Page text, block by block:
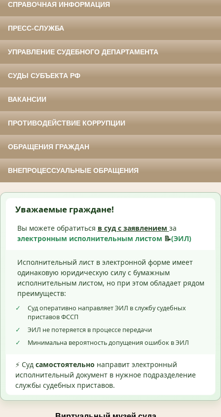
СПРАВОЧНАЯ ИНФОРМАЦИЯ
ПРЕСС-СЛУЖБА
УПРАВЛЕНИЕ СУДЕБНОГО ДЕПАРТАМЕНТА
СУДЫ СУБЪЕКТА РФ
ВАКАНСИИ
ПРОТИВОДЕЙСТВИЕ КОРРУПЦИИ
ОБРАЩЕНИЯ ГРАЖДАН
ВНЕПРОЦЕССУАЛЬНЫЕ ОБРАЩЕНИЯ
Уважаемые граждане!
Вы можете обратиться в суд с заявлением за
электронным исполнительным листом 📝(ЭИЛ)
Исполнительный лист в электронной форме имеет
одинаковую юридическую силу с бумажным
исполнительным листом, но при этом обладает рядом
преимуществ:
✓
Суд оперативно направляет ЭИЛ в службу судебных
приставов ФССП
✓
ЭИЛ не потеряется в процессе передачи
✓
Минимальна вероятность допущения ошибок в ЭИЛ
⚡ Суд самостоятельно направит электронный
исполнительный документ в нужное подразделение
службы судебных приставов.